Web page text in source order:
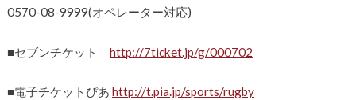
0570-08-9999(オペレーター対応)
■セブンチケット http://7ticket.jp/g/000702
■電子チケットぴあ http://t.pia.jp/sports/rugby